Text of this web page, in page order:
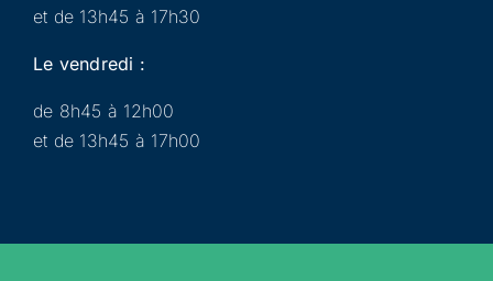
et de 13h45 à 17h30
Le vendredi :
de 8h45 à 12h00
et de 13h45 à 17h00